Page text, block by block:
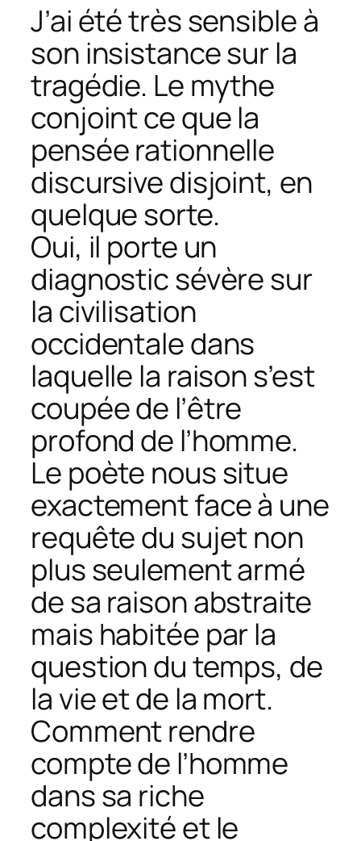
J’ai été très sensible à
son insistance sur la
tragédie. Le mythe
conjoint ce que la
pensée rationnelle
discursive disjoint, en
quelque sorte.
Oui, il porte un
diagnostic sévère sur
la civilisation
occidentale dans
laquelle la raison s’est
coupée de l’être
profond de l’homme.
Le poète nous situe
exactement face à une
requête du sujet non
plus seulement armé
de sa raison abstraite
mais habitée par la
question du temps, de
la vie et de la mort.
Comment rendre
compte de l’homme
dans sa riche
complexité et le